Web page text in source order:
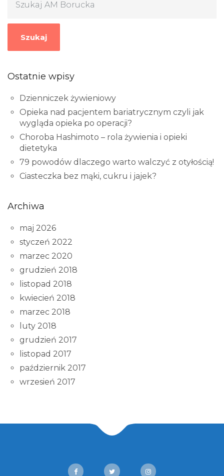
Szukaj
Ostatnie wpisy
Dzienniczek żywieniowy
Opieka nad pacjentem bariatrycznym czyli jak
wygląda opieka po operacji?
Choroba Hashimoto – rola żywienia i opieki
dietetyka
79 powodów dlaczego warto walczyć z otyłością!
Ciasteczka bez mąki, cukru i jajek?
Archiwa
maj 2026
styczeń 2022
marzec 2020
grudzień 2018
listopad 2018
kwiecień 2018
marzec 2018
luty 2018
grudzień 2017
listopad 2017
październik 2017
wrzesień 2017